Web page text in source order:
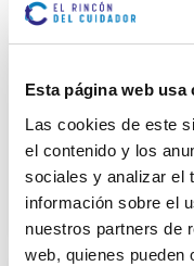
Esta página web usa
Las cookies de este
el contenido y los
sociales y analizar el
información sobre el
nuestros partners de
web, quienes pueden
A través del
Paniagua,
0